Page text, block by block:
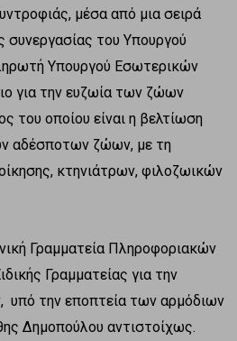
μέσα από μια σειρά
συνεργασίας του Υπουργού
Υπουργού Εσωτερικών
για την ευζωία των ζώων
του οποίου είναι η βελτίωση
αδέσποτων ζώων, με τη
κτηνιάτρων, φιλοζωικών
Γραμματεία Πληροφοριακών
Γραμματείας για την
την εποπτεία των αρμόδιων
Δημοπούλου αντιστοίχως.